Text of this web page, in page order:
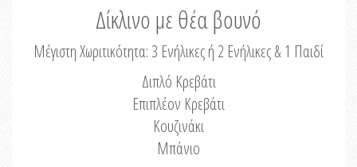
Δίκλινο με θέα βουνό
Μέγιστη Χωριτικότητα: 3 Ενήλικες ή 2 Ενήλικες & 1 Παιδί
Διπλό Κρεβάτι
Επιπλέον Κρεβάτι
Κουζινάκι
Μπάνιο